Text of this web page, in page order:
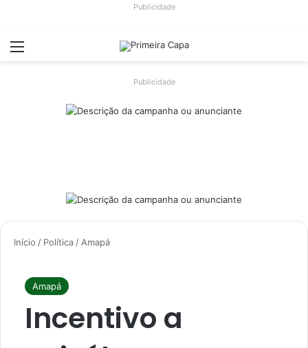
Publicidade
Menu
Publicidade
Início / Política / Amapá
Amapá
Incentivo a